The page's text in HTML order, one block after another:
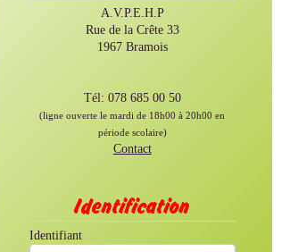
A.V.P.E.H.P
Rue de la Crête 33
1967 Bramois
Tél: 078 685 00 50
(ligne ouverte le mardi de 18h00 à 20h00 en
période scolaire)
Contact
Identification
Identifiant